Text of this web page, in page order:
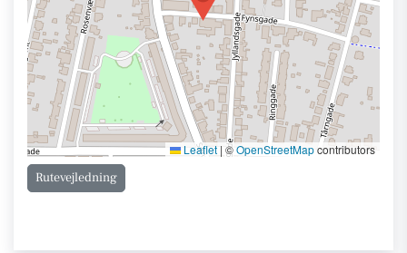
Leaflet | ©OpenStreetMapcontributors
Rutevejledning